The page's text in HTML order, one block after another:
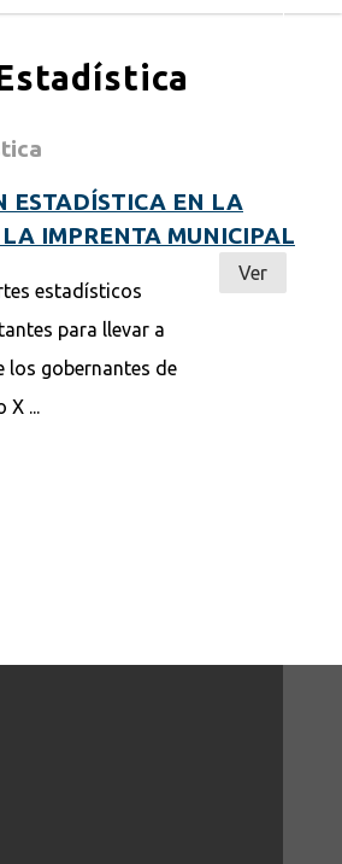
ESTADÍSTICA EN LA
IMPRENTA MUNICIPAL
estadísticos
para llevar a
los gobernantes de
X ...
Ver